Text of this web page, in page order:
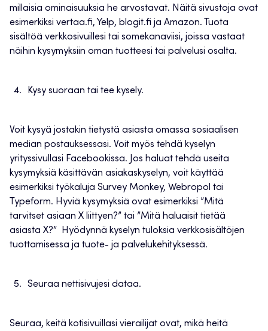
millaisia ominaisuuksia he arvostavat. Näitä sivustoja ovat
esimerkiksi vertaa.fi, Yelp, blogit.fi ja Amazon. Tuota
sisältöä verkkosivuillesi tai somekanaviisi, joissa vastaat
näihin kysymyksiin oman tuotteesi tai palvelusi osalta.
Kysy suoraan tai tee kysely.
Voit kysyä jostakin tietystä asiasta omassa sosiaalisen
median postauksessasi. Voit myös tehdä kyselyn
yrityssivullasi Facebookissa. Jos haluat tehdä useita
kysymyksiä käsittävän asiakaskyselyn, voit käyttää
esimerkiksi työkaluja Survey Monkey, Webropol tai
Typeform. Hyviä kysymyksiä ovat esimerkiksi ”Mitä
tarvitset asiaan X liittyen?” tai ”Mitä haluaisit tietää
asiasta X?” Hyödynnä kyselyn tuloksia verkkosisältöjen
tuottamisessa ja tuote- ja palvelukehityksessä.
Seuraa nettisivujesi dataa.
Seuraa, keitä kotisivuillasi vierailijat ovat, mikä heitä